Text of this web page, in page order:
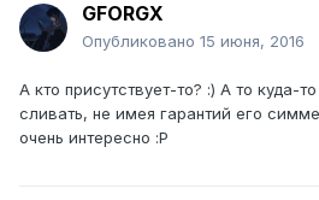
GFORGX
Опубликовано 15 июня, 2016
А кто присутствует-то? :) А то куда-
сливать, не имея гарантий его
очень интересно :P